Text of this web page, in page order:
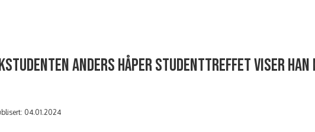
Anders håper studenttreffet viser han
04.01.2024